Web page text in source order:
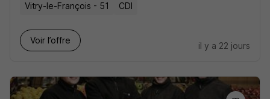
Vitry-le-François - 51 CDI
Voir l’offre
il y a 22 jours